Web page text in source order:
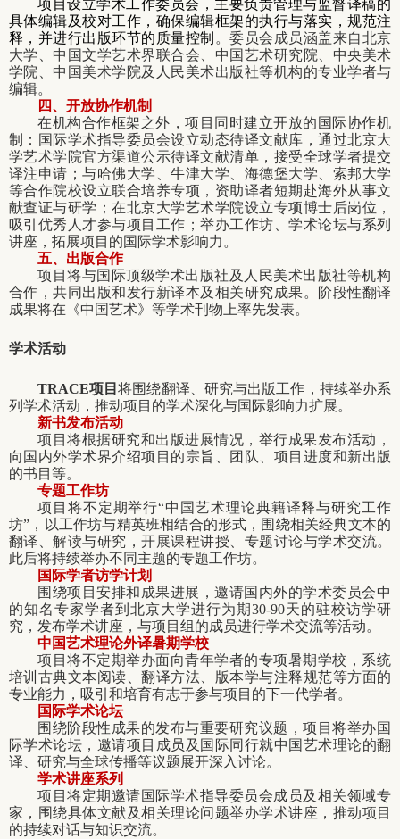
项目设立学术工作委员会，主要负责管理与监督译稿的
具体编辑及校对工作，确保编辑框架的执行与落实，规范注
释，并进行出版环节的质量控制 。委员会成员涵盖来自北京
大学、中国文学艺术界联合会、中国艺术研究院、中央美术
学院、中国美术学院及人民美术出版社等机构的专业学者与
编辑。
四、开放协作机制
在机构合作框架之外，项目同时建立开放的国际协作机
制：国际学术指导委员会设立动态待译文献库，通过北京大
学艺术学院官方渠道公示待译文献清单，接受全球学者提交
译注申请；与哈佛大学、牛津大学、海德堡大学、索邦大学
等合作院校设立联合培养专项，资助译者短期赴海外从事文
献查证与研学；在北京大学艺术学院设立专项博士后岗位，
吸引优秀人才参与项目工作；举办工作坊、学术论坛与系列
讲座，拓展项目的国际学术影响力。
五、出版合作
项目将与国际顶级学术出版社及人民美术出版社等机构
合作，共同出版和发行新译本及相关研究成果。阶段性翻译
成果将在《中国艺术》等学术刊物上率先发表。
学术活动
TRACE项目将围绕翻译、研究与出版工作，持续举办系
列学术活动，推动项目的学术深化与国际影响力扩展。
新书发布活动
项目将根据研究和出版进展情况，举行成果发布活动，
向国内外学术界介绍项目的宗旨、团队、项目进度和新出版
的书目等。
专题工作坊
项目将不定期举行“中国艺术理论典籍译释与研究工作
坊”，以工作坊与精英班相结合的形式，围绕相关经典文本的
翻译、解读与研究，开展课程讲授、专题讨论与学术交流。
此后将持续举办不同主题的专题工作坊。
国际学者访学计划
围绕项目安排和成果进展，邀请国内外的学术委员会中
的知名专家学者到北京大学进行为期30-90天的驻校访学研
究，发布学术讲座，与项目组的成员进行学术交流等活动。
中国艺术理论外译暑期学校
项目将不定期举办面向青年学者的专项暑期学校，系统
培训古典文本阅读、翻译方法、版本学与注释规范等方面的
专业能力，吸引和培育有志于参与项目的下一代学者。
国际学术论坛
围绕阶段性成果的发布与重要研究议题，项目将举办国
际学术论坛，邀请项目成员及国际同行就中国艺术理论的翻
译、研究与全球传播等议题展开深入讨论。
学术讲座系列
项目将定期邀请国际学术指导委员会成员及相关领域专
家，围绕具体文献及相关理论问题举办学术讲座，推动项目
的持续对话与知识交流。